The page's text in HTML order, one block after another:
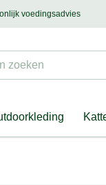
& eigenaar
voedingsadvies
Mailons met uw